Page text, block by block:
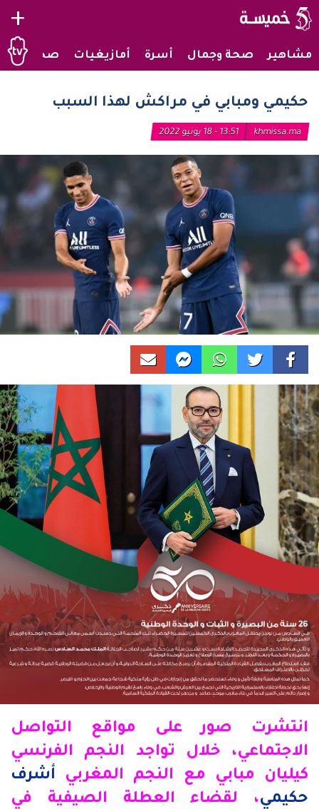
+
مشاهير صحة وجمال أسرة أمازيغيات صحراويات
حكيمي ومبابي في مراكش لهذا السبب
khmissa.ma 13:51 - 18 يونيو 2022
انتشرت صور على مواقع التواصل
الاجتماعي، خلال تواجد النجم الفرنسي
كيليان مبابي مع النجم المغربي أشرف
حكيمي، لقضاء العطلة الصيفية في